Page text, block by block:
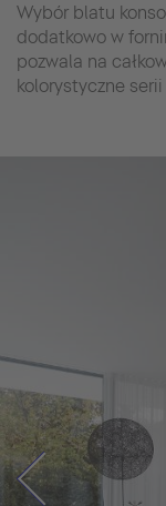
Wybór blatu
dodatkowo w
pozwala na
kolorystyczne serii